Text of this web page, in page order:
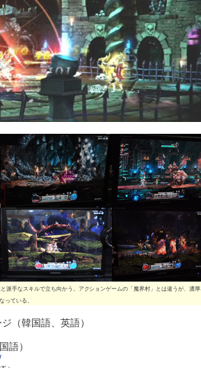
派手なスキルで立ち向かう。アクションゲームの「魔界村」とは違うが、濃
っている。
（韓国語、英語）
語）